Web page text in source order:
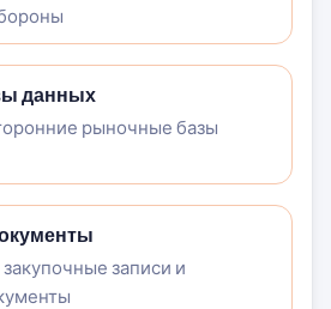
данных
рыночные базы
записи и